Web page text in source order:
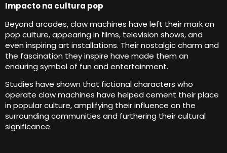
Impacto na cultura pop
Beyond arcades,claw machines have left their mark on
pop culture,appearing in films, television shows,and
even inspiring art installations. Their nostalgic charm and
the fascination they inspire have made them an
enduring symbol of fun and entertainment.
Studies have shown that fictional characters who
operate claw machines have helped cement their place
in popular culture,amplifying their influence on the
surrounding communities and furthering their cultural
significance.